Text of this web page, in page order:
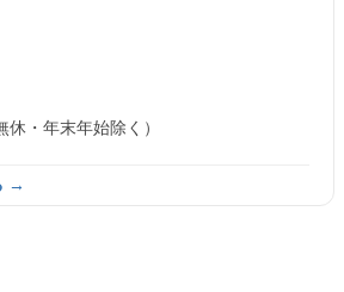
・年末年始除く）
→